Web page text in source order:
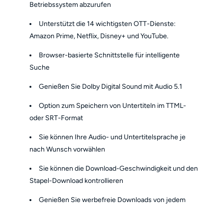
Betriebssystem abzurufen
Unterstützt die 14 wichtigsten OTT-Dienste:
Amazon Prime, Netflix, Disney+ und YouTube.
Browser-basierte Schnittstelle für intelligente
Suche
Genießen Sie Dolby Digital Sound mit Audio 5.1
Option zum Speichern von Untertiteln im TTML-
oder SRT-Format
Sie können Ihre Audio- und Untertitelsprache je
nach Wunsch vorwählen
Sie können die Download-Geschwindigkeit und den
Stapel-Download kontrollieren
Genießen Sie werbefreie Downloads von jedem